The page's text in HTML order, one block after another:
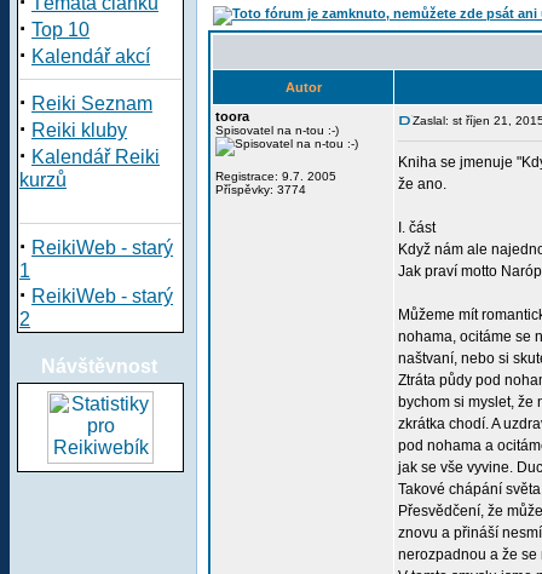
· Top 10
· Kalendář akcí
· Reiki Seznam
· Reiki kluby
· Kalendář Reiki
kurzů
· ReikiWeb - starý
1
· ReikiWeb - starý
2
Návštěvnost
Autor
toora
Spisovatel na n-tou :-)
Registrace: 9.7. 2005
Příspěvky: 3774
Zaslal: st říjen 21,
Kniha se jmenuje
že ano.
I. část
Když nám ale
Jak praví motto
Můžeme mít
nohama, ocitáme se
naštvaní, nebo si
Ztráta půdy pod
bychom si myslet, že
zkrátka chodí. A
pod nohama a
jak se vše vyvine.
Takové chápání
Přesvědčení, že
znovu a přináší
nerozpadnou a že